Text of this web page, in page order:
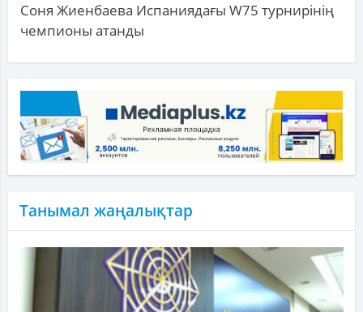
Соня Жиенбаева Испаниядағы W75 турнирінің
чемпионы атанды
Танымал жаңалықтар